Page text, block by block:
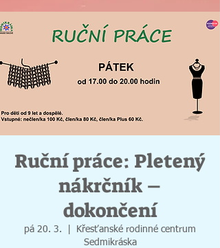
Ruční práce: Pletený
nákrčník –
dokončení
pá 20. 3.
Křesťanské rodinné centrum
Sedmikráska